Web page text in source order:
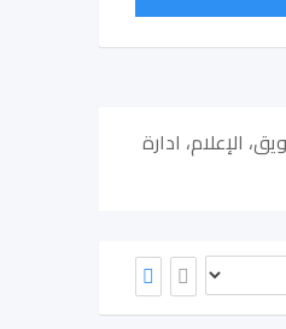
الإعلام، ادارة